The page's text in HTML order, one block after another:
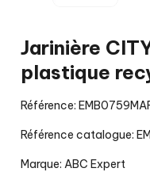
Jarinière
plastique
Référence:
Référence catalogue:
Marque: ABC Expert